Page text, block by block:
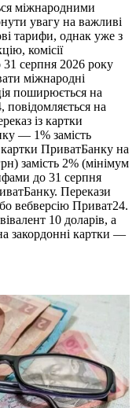
міжнародними
увагу на важливі
тарифи, однак уже з
комісії
31 серпня 2026 року
міжнародні
поширюється на
на
із картки
— 1% замість
картки ПриватБанку на
замість 2% (мінімум
до 31 серпня
Перекази
вебверсію Приват24.
10 доларів, а
закордонні картки —